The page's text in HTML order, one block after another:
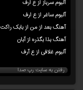
آلبوم سرباز از ع ارف
آلبوم ساغر از ع ارف
آهنگ بعد از من از بابک راکت
آهنگ بذا بگذره از آبان
آلبوم غلافی از ع آرف
رفتن به سایت رپ صدا